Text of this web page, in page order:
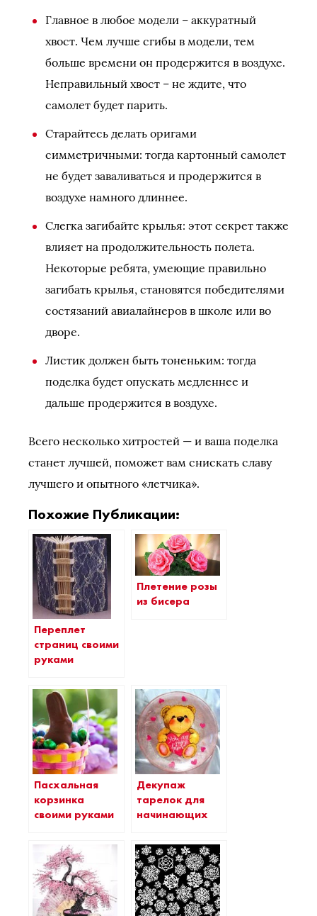
Главное в любое модели – аккуратный
хвост. Чем лучше сгибы в модели, тем
больше времени он продержится в воздухе.
Неправильный хвост – не ждите, что
самолет будет парить.
Старайтесь делать оригами
симметричными: тогда картонный самолет
не будет заваливаться и продержится в
воздухе намного длиннее.
Слегка загибайте крылья: этот секрет также
влияет на продолжительность полета.
Некоторые ребята, умеющие правильно
загибать крылья, становятся победителями
состязаний авиалайнеров в школе или во
дворе.
Листик должен быть тоненьким: тогда
поделка будет опускать медленнее и
дальше продержится в воздухе.
Всего несколько хитростей — и ваша поделка
станет лучшей, поможет вам снискать славу
лучшего и опытного «летчика».
Похожие Публикации:
Переплет
страниц своими
руками
Плетение розы
из бисера
Пасхальная
корзинка
своими руками
Декупаж
тарелок для
начинающих